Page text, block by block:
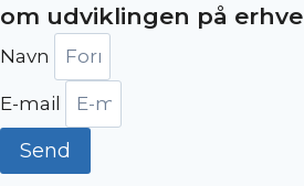
om udviklingen på
Navn
E-mail
Send